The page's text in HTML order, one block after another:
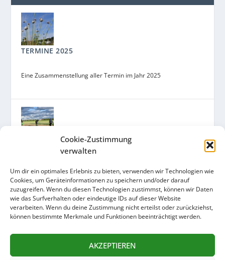
Cookie-Zustimmung
verwalten
Um dir ein optimales Erlebnis zu bieten, verwenden wir Technologien wie
Cookies, um Geräteinformationen zu speichern und/oder darauf
zuzugreifen. Wenn du diesen Technologien zustimmst, können wir Daten
wie das Surfverhalten oder eindeutige IDs auf dieser Website
verarbeiten. Wenn du deine Zustimmung nicht erteilst oder zurückziehst,
können bestimmte Merkmale und Funktionen beeinträchtigt werden.
AKZEPTIEREN
TERMINE 2025
Eine Zusammenstellung aller Termin im Jahr 2025
GEMEINSAM ACKERN FÜR MORGEN – URBAN
FARMING AUF DEM ZUKUNFTSACKER
Ein Kooperationsprojekt des Arche Bauernhofs und des
Umweltamts mit der Ackerpause, der Solawi und dem
Ackergarten Schaufler.
UNTERSTÜTZT UNS